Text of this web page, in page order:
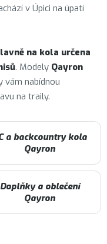
v Úpici na úpatí
na kola určena
. Modely Qayron
vám nabídnou
na traily.
a backcountry kola
Qayron
Doplňky a oblečení
Qayron